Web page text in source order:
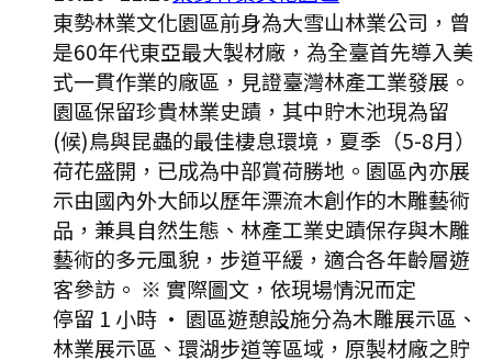
東勢林業文化園區前身為大雪山林業公司，曾
是60年代東亞最大製材廠，為全臺首先導入美
式一貫作業的廠區，見證臺灣林產工業發展。
園區保留珍貴林業史蹟，其中貯木池現為留
(候)鳥與昆蟲的最佳棲息環境，夏季（5-8月）
荷花盛開，已成為中部賞荷勝地。園區內亦展
示由國內外大師以歷年漂流木創作的木雕藝術
品，兼具自然生態、林產工業史蹟保存與木雕
藝術的多元風貌，步道平緩，適合各年齡層遊
客參訪。 ※ 實際圖文，依現場情況而定
停留 1 小時 · 園區遊憩設施分為木雕展示區、
林業展示區、環湖步道等區域，原製材廠之貯